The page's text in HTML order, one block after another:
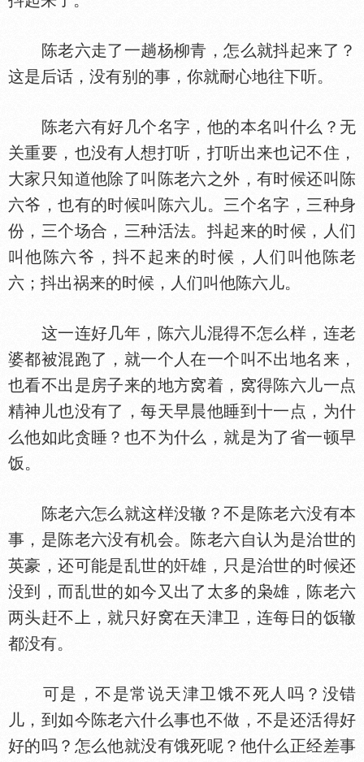
陈老六走了一趟杨柳青，怎么就抖起来了？
这是后话，没有别的事，你就耐心地往下听。
陈老六有好几个名字，他的本名叫什么？无
关重要，也没有人想打听，打听出来也记不住，
大家只知道他除了叫陈老六之外，有时候还叫陈
六爷，也有的时候叫陈六儿。三个名字，三种身
份，三个场合，三种活法。抖起来的时候，人们
叫他陈六爷，抖不起来的时候，人们叫他陈老
六；抖出祸来的时候，人们叫他陈六儿。
这一连好几年，陈六儿混得不怎么样，连老
婆都被混跑了，就一个人在一个叫不出地名来，
也看不出是房子来的地方窝着，窝得陈六儿一点
精神儿也没有了，每天早晨他睡到十一点，为什
么他如此贪睡？也不为什么，就是为了省一顿早
饭。
陈老六怎么就这样没辙？不是陈老六没有本
事，是陈老六没有机会。陈老六自认为是治世的
英豪，还可能是乱世的
雄，只是治世的时候还
没到，而乱世的如今又出了太多的枭雄，陈老六
两头赶不上，就只好窝在天津卫，连每日的饭辙
都没有。
可是，不是常说天津卫饿不死人吗？没错
儿，到如今陈老六什么事也不做，不是还活得好
好的吗？怎么他就没有饿死呢？他什么正经差事